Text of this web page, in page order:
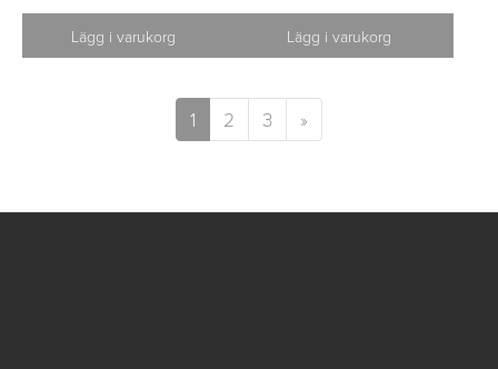
Lägg i varukorg Lägg i varukorg
1 2 3 »